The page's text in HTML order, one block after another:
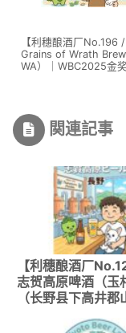
【利穗酿酒厂No.196
Grains of Wrath
WA）｜WBC2025金
関連記事
【利穗酿酒厂
志贺高原啤酒（玉
（长野县下高井郡